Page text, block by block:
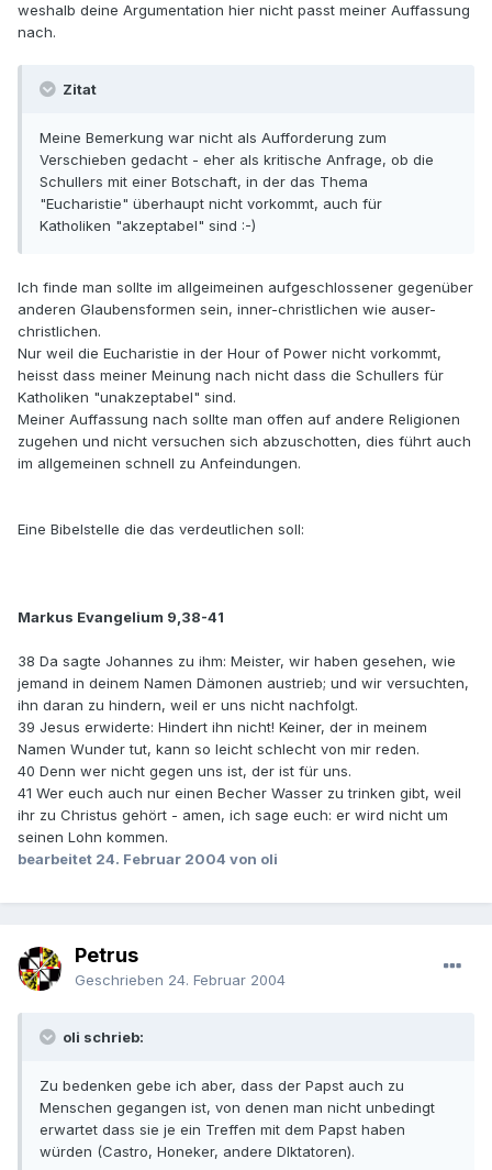
weshalb deine Argumentation hier nicht passt meiner Auffassung
nach.
Zitat
Meine Bemerkung war nicht als Aufforderung zum
Verschieben gedacht - eher als kritische Anfrage, ob die
Schullers mit einer Botschaft, in der das Thema
"Eucharistie" überhaupt nicht vorkommt, auch für
Katholiken "akzeptabel" sind :-)
Ich finde man sollte im allgeimeinen aufgeschlossener gegenüber
anderen Glaubensformen sein, inner-christlichen wie auser-
christlichen.
Nur weil die Eucharistie in der Hour of Power nicht vorkommt,
heisst dass meiner Meinung nach nicht dass die Schullers für
Katholiken "unakzeptabel" sind.
Meiner Auffassung nach sollte man offen auf andere Religionen
zugehen und nicht versuchen sich abzuschotten, dies führt auch
im allgemeinen schnell zu Anfeindungen.
Eine Bibelstelle die das verdeutlichen soll:
Markus Evangelium 9,38-41
38 Da sagte Johannes zu ihm: Meister, wir haben gesehen, wie
jemand in deinem Namen Dämonen austrieb; und wir versuchten,
ihn daran zu hindern, weil er uns nicht nachfolgt.
39 Jesus erwiderte: Hindert ihn nicht! Keiner, der in meinem
Namen Wunder tut, kann so leicht schlecht von mir reden.
40 Denn wer nicht gegen uns ist, der ist für uns.
41 Wer euch auch nur einen Becher Wasser zu trinken gibt, weil
ihr zu Christus gehört - amen, ich sage euch: er wird nicht um
seinen Lohn kommen.
bearbeitet 24. Februar 2004 von oli
Petrus
Geschrieben 24. Februar 2004
oli schrieb:
Zu bedenken gebe ich aber, dass der Papst auch zu
Menschen gegangen ist, von denen man nicht unbedingt
erwartet dass sie je ein Treffen mit dem Papst haben
würden (Castro, Honeker, andere DIktatoren).